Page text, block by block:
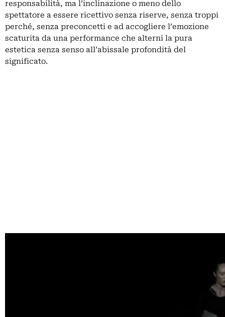
responsabilità, ma l’inclinazione o meno dello
spettatore a essere ricettivo senza riserve, senza troppi
perché, senza preconcetti e ad accogliere l’emozione
scaturita da una performance che alterni la pura
estetica senza senso all’abissale profondità del
significato.